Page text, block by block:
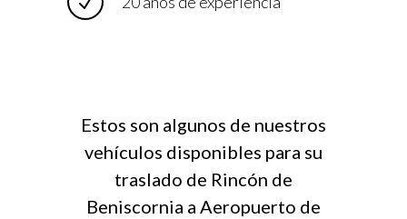
Estos son algunos de nuestros
vehículos disponibles para su
traslado de Rincón de
Beniscornia a Aeropuerto de